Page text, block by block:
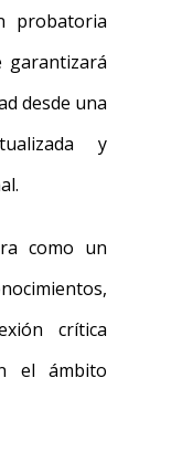
probatoria
garantizará
desde una
y
como un
crítica
el ámbito